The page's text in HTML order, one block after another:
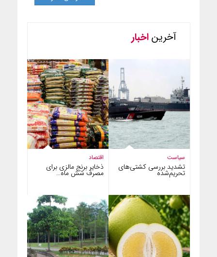
آخریناخبار
اقتصاد
ذخایر برنج مالزی برای
مصرف شش ماه…
سیاست
تشدید بررسی کشتی‌های
تحریم‌شده